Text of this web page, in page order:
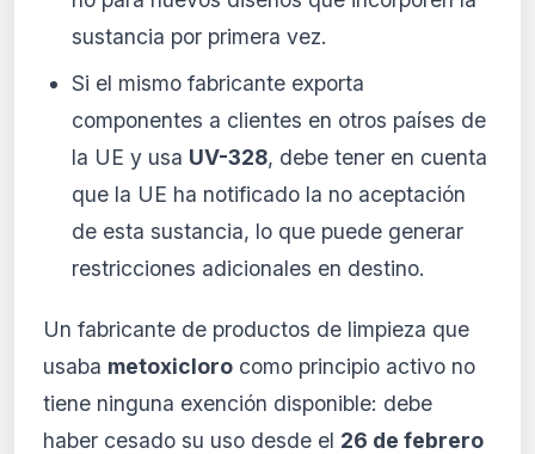
sustancia por primera vez.
Si el mismo fabricante exporta
componentes a clientes en otros países de
la UE y usa UV-328, debe tener en cuenta
que la UE ha notificado la no aceptación
de esta sustancia, lo que puede generar
restricciones adicionales en destino.
Un fabricante de productos de limpieza que
usaba metoxicloro como principio activo no
tiene ninguna exención disponible: debe
haber cesado su uso desde el 26 de febrero